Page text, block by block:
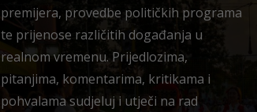
premijera, provedbe političkih programa
te prijenose različitih događanja u
realnom vremenu. Prijedlozima,
pitanjima, komentarima, kritikama i
pohvalama sudjeluj i utječi na rad